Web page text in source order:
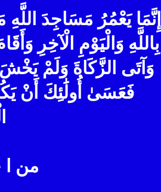
إِنَّمَا يَعْمُرُ مَسَاجِدَ
بِاللَّهِ وَالْيَوْمِ الْآخِرِ
وَآتَى الزَّكَاةَ وَلَمْ يَخْشَ
فَعَسَىٰ أُولَٰئِكَ أَنْ
من ا